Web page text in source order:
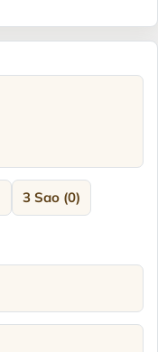
3 Sao (0)